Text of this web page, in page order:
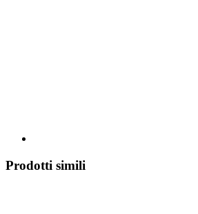
Prodotti simili